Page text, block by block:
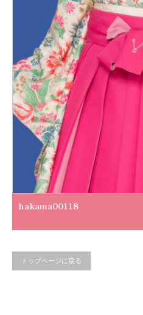
hakama00118
トップページに戻る